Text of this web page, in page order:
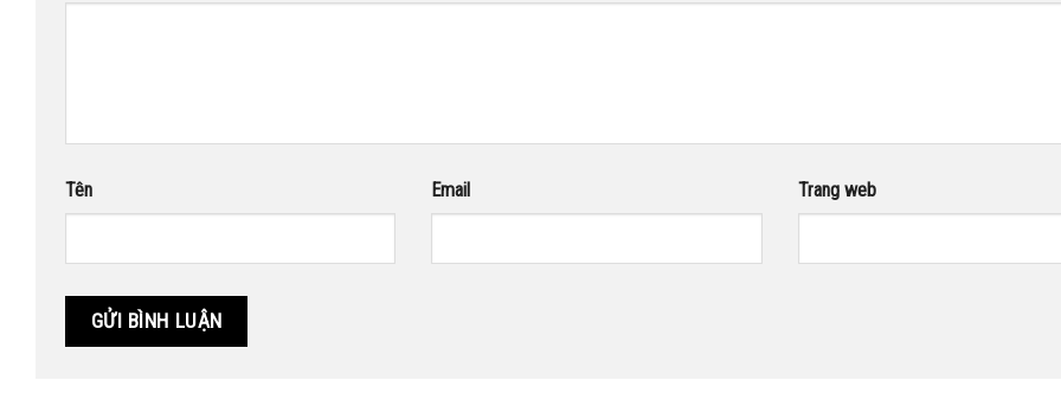
Tên Email Trang web